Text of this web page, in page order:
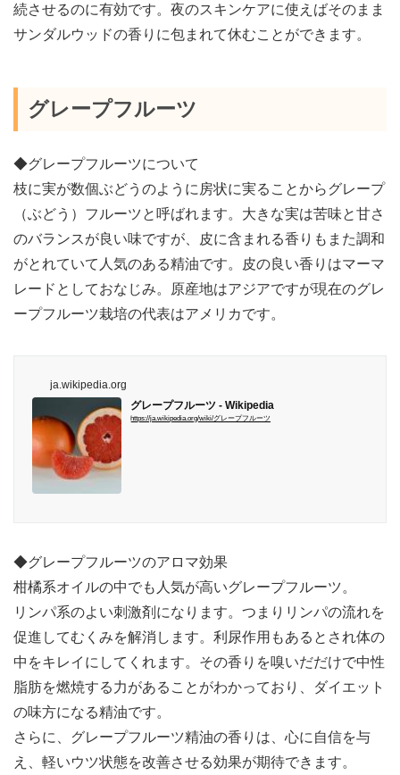
続させるのに有効です。夜のスキンケアに使えばそのまま
サンダルウッドの香りに包まれて休むことができます。
グレープフルーツ
◆グレープフルーツについて
枝に実が数個ぶどうのように房状に実ることからグレープ
（ぶどう）フルーツと呼ばれます。大きな実は苦味と甘さ
のバランスが良い味ですが、皮に含まれる香りもまた調和
がとれていて人気のある精油です。皮の良い香りはマーマ
レードとしておなじみ。原産地はアジアですが現在のグレ
ープフルーツ栽培の代表はアメリカです。
ja.wikipedia.org
グレープフルーツ - Wikipedia
https://ja.wikipedia.org/wiki/グレープフルーツ
◆グレープフルーツのアロマ効果
柑橘系オイルの中でも人気が高いグレープフルーツ。
リンパ系のよい刺激剤になります。つまりリンパの流れを
促進してむくみを解消します。利尿作用もあるとされ体の
中をキレイにしてくれます。その香りを嗅いだだけで中性
脂肪を燃焼する力があることがわかっており、ダイエット
の味方になる精油です。
さらに、グレープフルーツ精油の香りは、心に自信を与
え、軽いウツ状態を改善させる効果が期待できます。